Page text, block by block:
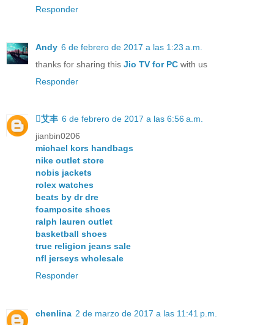
Responder
Andy 6 de febrero de 2017 a las 1:23 a.m.
thanks for sharing this Jio TV for PC with us
Responder
艾丰 6 de febrero de 2017 a las 6:56 a.m.
jianbin0206
michael kors handbags
nike outlet store
nobis jackets
rolex watches
beats by dr dre
foamposite shoes
ralph lauren outlet
basketball shoes
true religion jeans sale
nfl jerseys wholesale
Responder
chenlina 2 de marzo de 2017 a las 11:41 p.m.